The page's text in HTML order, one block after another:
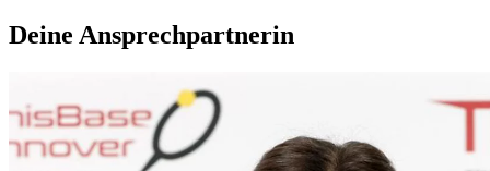
Deine Ansprechpartnerin